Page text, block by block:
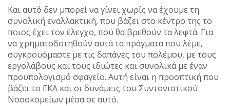
Και αυτό δεν μπορεί να γίνει χωρίς να έχουμε τη
συνολική εναλλακτική, που βάζει στο κέντρο της το
ποιος έχει τον έλεγχο, πού θα βρεθούν τα λεφτά. Για
να χρηματοδοτηθούν αυτά τα πράγματα που λέμε,
συγκρουόμαστε με τις δαπάνες του πολέμου, με τους
εργολάβους και τους ιδιώτες και συνολικά με έναν
προϋπολογισμό σφαγείο. Αυτή είναι η προοπτική που
βάζει το ΕΚΑ και οι δυνάμεις του Συντονιστικού
Νοσοκομείων μέσα σε αυτό.